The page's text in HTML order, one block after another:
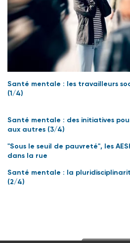
Santé mentale : les travailleurs
(1/4)
Santé mentale : des initiatives
aux autres (3/4)
"Sous le seuil de pauvreté", les
dans la rue
Santé mentale : la
(2/4)